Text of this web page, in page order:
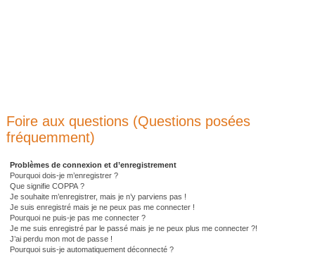
Foire aux questions (Questions posées
fréquemment)
Problèmes de connexion et d’enregistrement
Pourquoi dois-je m’enregistrer ?
Que signifie COPPA ?
Je souhaite m’enregistrer, mais je n’y parviens pas !
Je suis enregistré mais je ne peux pas me connecter !
Pourquoi ne puis-je pas me connecter ?
Je me suis enregistré par le passé mais je ne peux plus me connecter ?!
J’ai perdu mon mot de passe !
Pourquoi suis-je automatiquement déconnecté ?